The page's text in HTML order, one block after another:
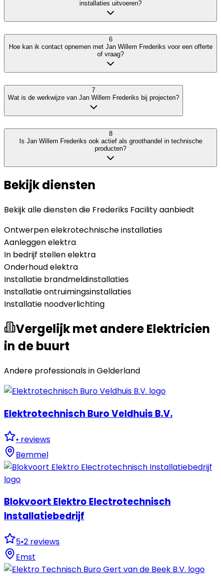
installaties uitvoeren?
6
Hoe kan ik contact opnemen met Jan Willem Frederiks voor een offerte
of vraag?
7
Wat is de werkwijze van Jan Willem Frederiks bij projecten?
8
Is Jan Willem Frederiks ook actief als groothandel in technische
producten?
Bekijk diensten
Bekijk alle diensten die Frederiks Facilityaanbiedt
Ontwerpen elekrotechnische installaties
Aanleggen elektra
In bedrijf stellen elektra
Onderhoud elektra
Installatie brandmeldinstallaties
Installatie ontruimingsinstallaties
Installatie noodverlichting
Vergelijk met andere Elektricien
in de buurt
Andere professionals inGelderland
Elektrotechnisch Buro Veldhuis B.V.
• reviews
Bemmel
Blokvoort Elektro Electrotechnisch
Installatiebedrijf
5•2 reviews
Emst